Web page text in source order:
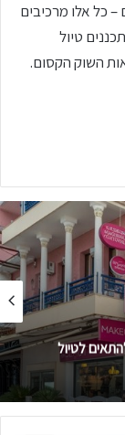
– כל אלו מרכיבים
טיול
השוק הקסום.